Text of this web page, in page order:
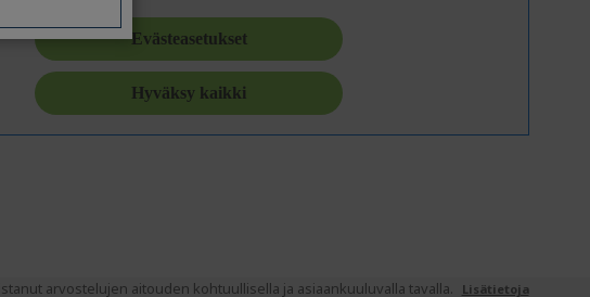
arvostelujen aitouden kohtuullisella ja asiaankuuluvalla tavalla. Lisätietoja